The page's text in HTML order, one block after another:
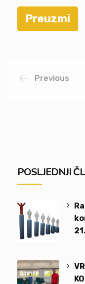
Preuzmi
Previous
POSLJEDNJI